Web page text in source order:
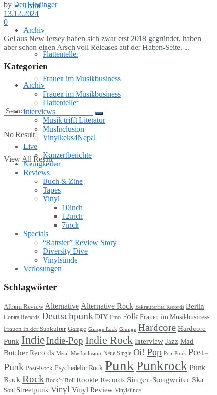
Team
Archiv
Plattenteller
Frauen im Musikbusiness
No Result
View All Result
by Der Riedinger
13.12.2024
0
Gel aus New Jersey haben sich zwar erst 2018 gegründet, haben
aber schon einen Arsch voll Releases auf der Haben-Seite. ...
Kategorien
Archiv
Frauen im Musikbusiness
Plattenteller
Interviews
Musik trifft Literatur
MusInclusion
Vinylkeks4Nepal
Live
Konzertberichte
Neuigkeiten
Reviews
Buch & Zine
Tapes
Vinyl
10inch
12inch
7inch
Specials
“Rattster” Review Story
Diversity Dive
Vinylsünde
Verlosungen
Schlagwörter
Album Review Alternative Alternative Rock Bakraufarfita Records Berlin
Contra Records Deutschpunk DIY Emo Folk Frauen im Musikbusiness
Frauen in der Subkultur Garage Garage Rock Grunge Hardcore Hardcore
Punk IndieIndie-Pop Indie Rock Interview Jazz Mad
Butcher Records Metal MusInclusion Neue Single Oi! Pop Pop-Punk Post-
Punk Post-Rock Psychedelic Rock PunkPunkrock Punk
Rock Rock Rock´n´Roll Rookie Records Singer-Songwriter Ska
Soul Streetpunk Vinyl Vinyl Review Vinylsünde